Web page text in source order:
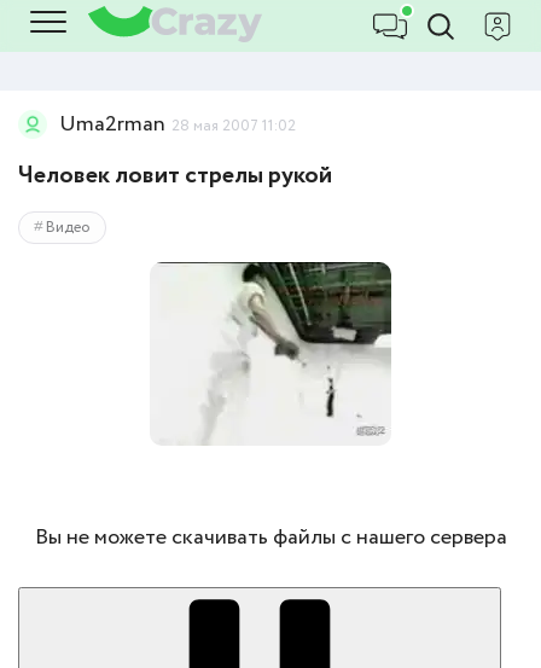
Uma2rman 28 мая 2007 11:02
Человек ловит стрелы рукой
Видео
Вы не можете скачивать файлы с нашего сервера